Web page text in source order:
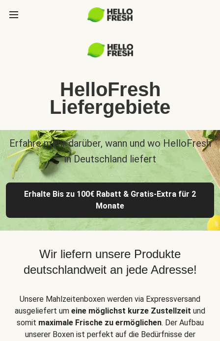
HelloFresh
Liefergebiete
Erfahre mehr darüber, wann und wo HelloFresh
in Deutschland liefert
Erhalte Bis zu 100€ Rabatt & Gratis-Extra für 2
Monate
Wir liefern unsere Produkte
deutschlandweit an jede Adresse!
Unsere Mahlzeitenboxen werden via Expressversand
ausgeliefert um eine möglichst kurze Zustellzeit und
somit maximale Frische zu ermöglichen. Der Aufbau
unserer Boxen ist perfekt auf die Bedürfnisse der